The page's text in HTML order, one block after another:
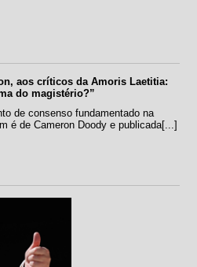
aos críticos da Amoris Laetitia:
do magistério?”
de consenso fundamentado na
é de Cameron Doody e publicada[...]